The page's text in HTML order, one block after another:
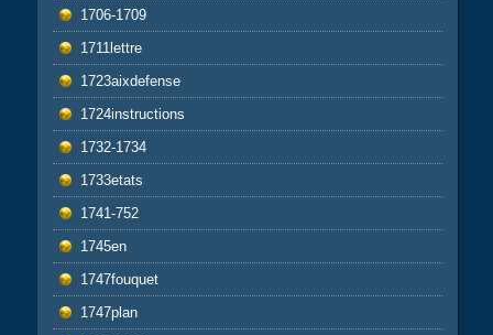
1706-1709
1711lettre
1723aixdefense
1724instructions
1732-1734
1733etats
1741-752
1745en
1747fouquet
1747plan